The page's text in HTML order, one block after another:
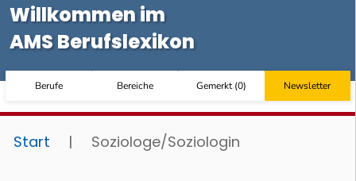
Willkommen im
AMS Berufslexikon
Berufe Bereiche Gemerkt(0) Newsletter
Start | Soziologe/Soziologin